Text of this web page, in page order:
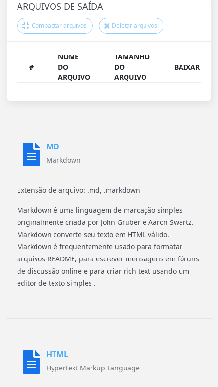
ARQUIVOS DE SAÍDA
Compactar arquivos Deletar arquivos
#
NOME
DO
ARQUIVO
TAMANHO
DO
ARQUIVO
BAIXAR
MD
Markdown
Extensão de arquivo: .md, .markdown
Markdown é uma linguagem de marcação simples
originalmente criada por John Gruber e Aaron Swartz.
Markdown converte seu texto em HTML válido.
Markdown é frequentemente usado para formatar
arquivos README, para escrever mensagens em fóruns
de discussão online e para criar rich text usando um
editor de texto simples .
HTML
Hypertext Markup Language